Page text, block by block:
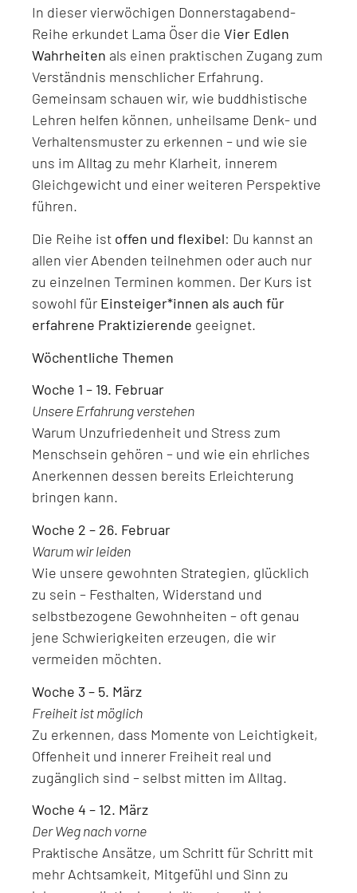
In dieser vierwöchigen Donnerstagabend-
Reihe erkundet Lama Öser die Vier Edlen
Wahrheiten als einen praktischen Zugang zum
Verständnis menschlicher Erfahrung.
Gemeinsam schauen wir, wie buddhistische
Lehren helfen können, unheilsame Denk- und
Verhaltensmuster zu erkennen – und wie sie
uns im Alltag zu mehr Klarheit, innerem
Gleichgewicht und einer weiteren Perspektive
führen.
Die Reihe ist offen und flexibel: Du kannst an
allen vier Abenden teilnehmen oder auch nur
zu einzelnen Terminen kommen. Der Kurs ist
sowohl für Einsteiger*innen als auch für
erfahrene Praktizierende geeignet.
Wöchentliche Themen
Woche 1 – 19. Februar
Unsere Erfahrung verstehen
Warum Unzufriedenheit und Stress zum
Menschsein gehören – und wie ein ehrliches
Anerkennen dessen bereits Erleichterung
bringen kann.
Woche 2 – 26. Februar
Warum wir leiden
Wie unsere gewohnten Strategien, glücklich
zu sein – Festhalten, Widerstand und
selbstbezogene Gewohnheiten – oft genau
jene Schwierigkeiten erzeugen, die wir
vermeiden möchten.
Woche 3 – 5. März
Freiheit ist möglich
Zu erkennen, dass Momente von Leichtigkeit,
Offenheit und innerer Freiheit real und
zugänglich sind – selbst mitten im Alltag.
Woche 4 – 12. März
Der Weg nach vorne
Praktische Ansätze, um Schritt für Schritt mit
mehr Achtsamkeit, Mitgefühl und Sinn zu